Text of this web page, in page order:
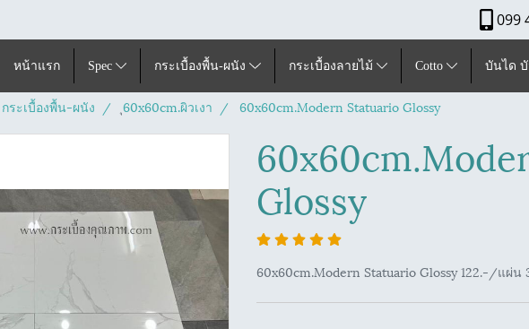
099
หน้าแรก Spec กระเบื้องพื้น-ผนัง กระเบื้องลายไม้ Cotto บันได
กระเบื้องพื้น-ผนัง ุ60x60cm.ผิวเงา 60x60cm.Modern Statuario Glossy
Glossy
60x60cm.Modern Statuario Glossy 122.-/แผ่